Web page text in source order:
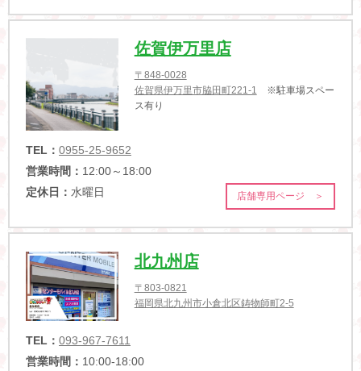
佐賀伊万里店
〒848-0028
佐賀県伊万里市脇田町221-1 ※駐車場スペー
ス有り
TEL： 0955-25-9652
営業時間： 12:00～18:00
定休日： 水曜日 店舗専用ページ ＞
北九州店
〒803-0821
福岡県北九州市小倉北区鋳物師町2-5
TEL： 093-967-7611
営業時間： 10:00-18:00